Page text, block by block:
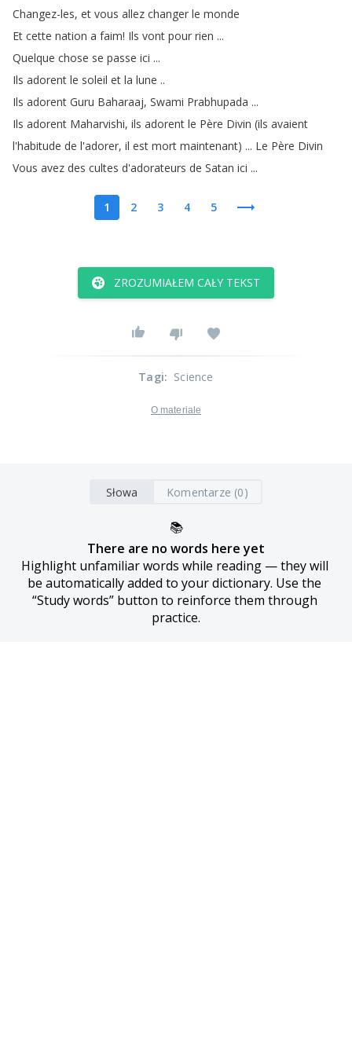
Changez-les, et vous allez changer le monde
Et cette nation a faim! Ils vont pour rien ...
Quelque chose se passe ici ...
Ils adorent le soleil et la lune ..
Ils adorent Guru Baharaaj, Swami Prabhupada ...
Ils adorent Maharvishi, ils adorent le Père Divin (ils avaient
l'habitude de l'adorer, il est mort maintenant) ... Le Père Divin
Vous avez des cultes d'adorateurs de Satan ici ...
1 2 3 4 5
ZROZUMIAŁEM CAŁY TEKST
Tagi: Science
O materiale
Słowa Komentarze (0)
📚
There are no words here yet
Highlight unfamiliar words while reading — they will
be automatically added to your dictionary. Use the
“Study words” button to reinforce them through
practice.